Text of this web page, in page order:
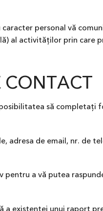
personal vă
al activităților prin care
CONTACT
să completați
adresa de email, nr. de
pentru a vă putea
a existenței unui raport